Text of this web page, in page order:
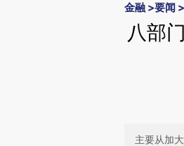
金融 >要闻 >
八部
主要从加